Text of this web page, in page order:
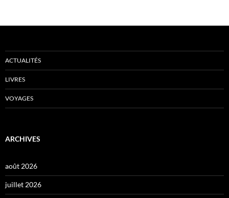
ACTUALITÉS
LIVRES
VOYAGES
ARCHIVES
août 2026
juillet 2026